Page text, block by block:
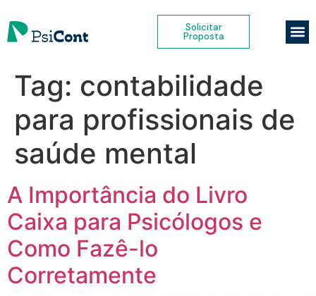
Solicitar
Proposta
Tag: contabilidade
para profissionais de
saúde mental
A Importância do Livro
Caixa para Psicólogos e
Como Fazê-lo
Corretamente